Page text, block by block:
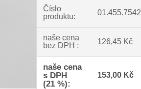
Číslo
produktu:
01.455.7542
naše cena
bez DPH :
126,45 Kč
naše cena
s DPH
(21 %):
153,00 Kč